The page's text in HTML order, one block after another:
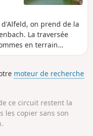
on prend de la
La traversée
en terrain
ramène à la joie
ferme auberge du
de la Seebach est
moteur de recherche
ce circuit restent la
les copier sans son